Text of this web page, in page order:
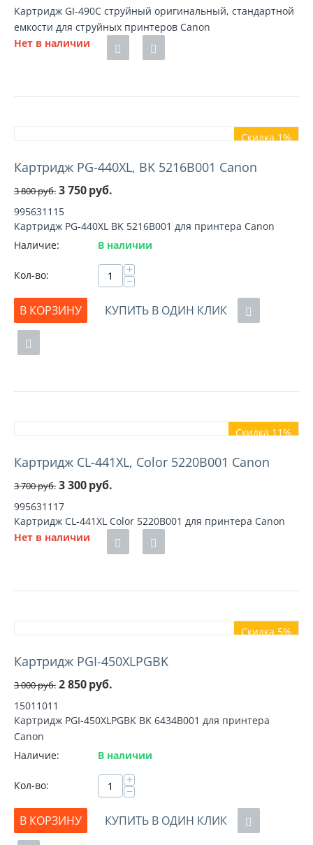
Картридж GI-490C струйный оригинальный, стандартной
емкости для струйных принтеров Canon
Нет в наличии
Скидка 1%
Картридж PG-440XL, BK 5216B001 Canon
3 800руб. 3 750руб.
995631115
Картридж PG-440XL BK 5216B001 для принтера Canon
Наличие:
В наличии
Кол-во: +
−
В КОРЗИНУ
КУПИТЬ В ОДИН КЛИК
Скидка 11%
Картридж CL-441XL, Color 5220B001 Canon
3 700руб. 3 300руб.
995631117
Картридж CL-441XL Color 5220B001 для принтера Canon
Нет в наличии
Скидка 5%
Картридж PGI-450XLPGBK
3 000руб. 2 850руб.
15011011
Картридж PGI-450XLPGBK BK 6434B001 для принтера
Canon
Наличие:
В наличии
Кол-во: +
−
В КОРЗИНУ
КУПИТЬ В ОДИН КЛИК